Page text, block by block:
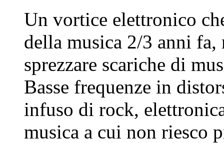
Un vortice elettronico
della musica 2/3 anni fa,
sprezzare scariche di
Basse frequenze in
infuso di rock,
musica a cui non riesco